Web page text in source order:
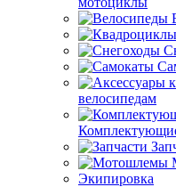
велосипедам
Экипировка